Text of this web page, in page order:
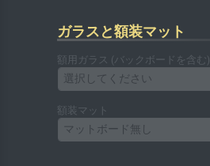
ガラスと額装マット
額用ガラス (バックボードを含む)
選択してください
額装マット
マットボード無し